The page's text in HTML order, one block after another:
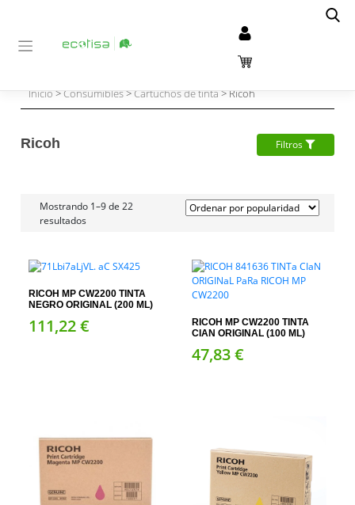
Inicio>Consumibles>Cartuchos de tinta> Ricoh
Ricoh Filtros
Mostrando 1–9 de 22
resultados
RICOH MP CW2200 TINTA
NEGRO ORIGINAL (200 ML)
111,22€
RICOH MP CW2200 TINTA
CIAN ORIGINAL (100 ML)
47,83€